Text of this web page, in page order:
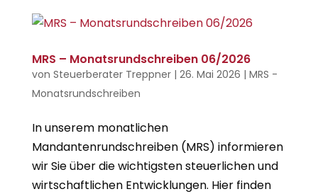
MRS – Monatsrundschreiben 06/2026
von Steuerberater Treppner| 26. Mai 2026 | MRS -
Monatsrundschreiben
In unserem monatlichen
Mandantenrundschreiben (MRS) informieren
wir Sie über die wichtigsten steuerlichen und
wirtschaftlichen Entwicklungen. Hier finden